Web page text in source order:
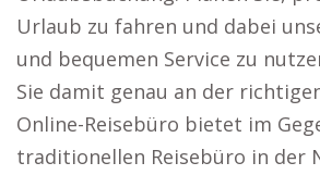
Urlaub zu fahren und dabei
und bequemen Service zu
Sie damit genau an der
Online-Reisebüro bietet im
traditionellen Reisebüro in der